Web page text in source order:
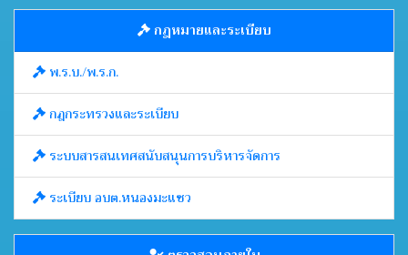
กฎหมายและระเบียบ
พ.ร.บ./พ.ร.ก.
กฎกระทรวงและระเบียบ
ระบบสารสนเทศสนับสนุนการบริหารจัดการ
ระเบียบ อบต.หนองมะแซว